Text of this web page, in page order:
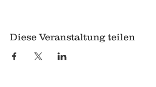
Diese Veranstaltung teilen